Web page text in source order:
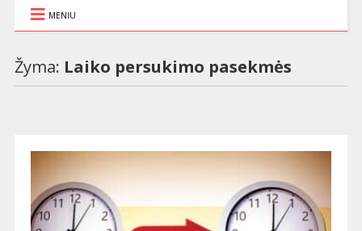
MENIU
Žyma: Laiko persukimo pasekmės